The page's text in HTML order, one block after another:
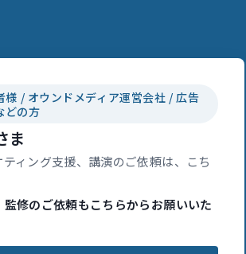
様 / オウンドメディア運営会社 / 広告
どの方
ま
ィング支援、講演のご依頼は、こち
修のご依頼もこちらからお願いいた